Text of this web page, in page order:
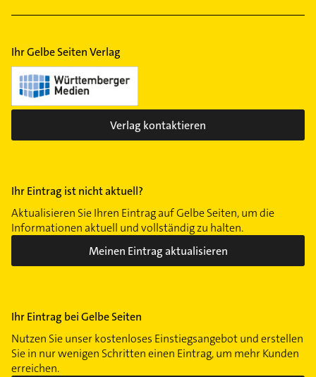
Phoniatrie
Ihr Gelbe Seiten Verlag
Verlag kontaktieren
Ihr Eintrag ist nicht aktuell?
Aktualisieren Sie Ihren Eintrag auf Gelbe Seiten, um die
Informationen aktuell und vollständig zu halten.
Meinen Eintrag aktualisieren
Ihr Eintrag bei Gelbe Seiten
Nutzen Sie unser kostenloses Einstiegsangebot und erstellen
Sie in nur wenigen Schritten einen Eintrag, um mehr Kunden
erreichen.